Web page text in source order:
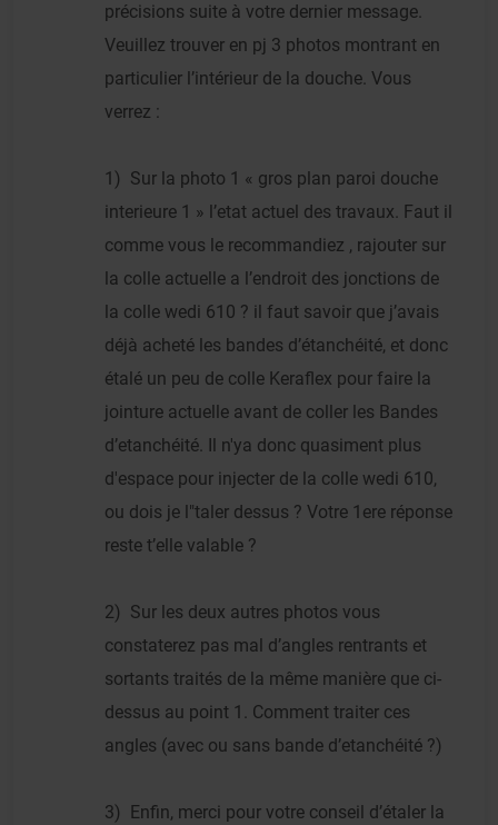
précisions suite à votre dernier message.
Veuillez trouver en pj 3 photos montrant en
particulier l’intérieur de la douche. Vous
verrez :
1) Sur la photo 1 « gros plan paroi douche
interieure 1 » l’etat actuel des travaux. Faut il
comme vous le recommandiez , rajouter sur
la colle actuelle a l’endroit des jonctions de
la colle wedi 610 ? il faut savoir que j’avais
déjà acheté les bandes d’étanchéité, et donc
étalé un peu de colle Keraflex pour faire la
jointure actuelle avant de coller les Bandes
d’etanchéité. Il n'ya donc quasiment plus
d'espace pour injecter de la colle wedi 610,
ou dois je l"taler dessus ? Votre 1ere réponse
reste t’elle valable ?
2) Sur les deux autres photos vous
constaterez pas mal d’angles rentrants et
sortants traités de la même manière que ci-
dessus au point 1. Comment traiter ces
angles (avec ou sans bande d’etanchéité ?)
3) Enfin, merci pour votre conseil d’étaler la